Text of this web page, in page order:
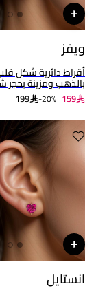
ويفز
أقراط دائرية شكل
بالذهب ومزينة
199 20%- 159
انستايل